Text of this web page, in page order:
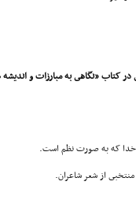
کتاب «نگاهى به مبارزات و اندیشه